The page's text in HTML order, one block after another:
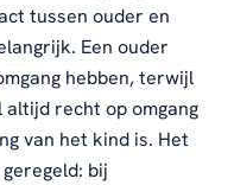
tussen ouder en
Een ouder
hebben, terwijl
altijd recht op omgang
van het kind is. Het
bij